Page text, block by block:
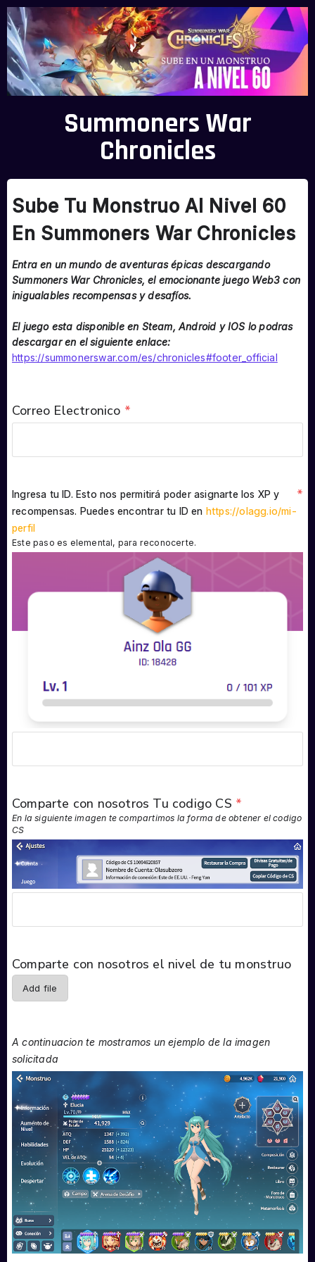
Summoners War
Chronicles
Sube Tu Monstruo Al Nivel 60
En Summoners War Chronicles
Entra en un mundo de aventuras épicas descargando
Summoners War Chronicles, el emocionante juego Web3 con
inigualables recompensas y desafíos.
El juego esta disponible en Steam, Android y IOS lo podras
descargar en el siguiente enlace:
https://summonerswar.com/es/chronicles#footer_official
Correo Electronico *
Ingresa tu ID. Esto nos permitirá poder asignarte los XP y
recompensas. Puedes encontrar tu ID en https://olagg.io/mi-
perfil
*
Este paso es elemental, para reconocerte.
Comparte con nosotros Tu codigo CS *
En la siguiente imagen te compartimos la forma de obtener el codigo
CS
Comparte con nosotros el nivel de tu monstruo
Add file
A continuacion te mostramos un ejemplo de la imagen
solicitada